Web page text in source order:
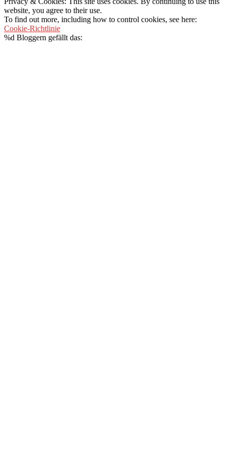
website, you agree to their use.
To find out more, including how to control cookies, see here:
Cookie-Richtlinie
%d Bloggern gefällt das: